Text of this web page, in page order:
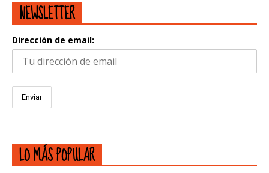
NEWSLETTER
Dirección de email:
LO MÁS POPULAR